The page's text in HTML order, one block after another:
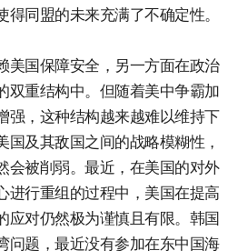
同盟的未来充满了不确定性。
美国保障安全，另一方面在政治
双重结构中。但随着美中争霸加
强，这种结构越来越难以维持下
国及其敌国之间的战略模糊性，
会被削弱。最近，在美国的对外
进行重组的过程中，美国在提高
应对仍然极为谨慎且有限。韩国
问题，最近没有参加在东中国海